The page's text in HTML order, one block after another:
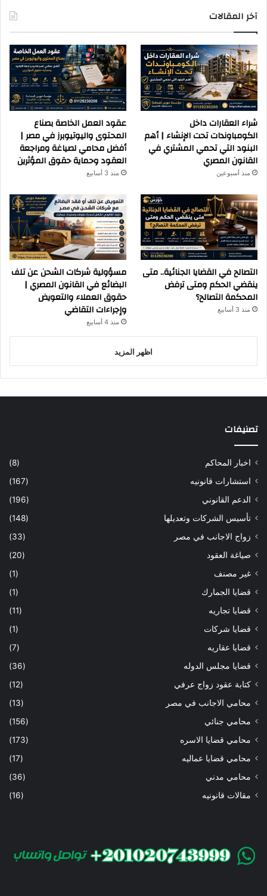
آخر المقالات
شراء العقارات داخل
الكومباوندات تحت الإنشاء | أهم
البنود التي تحمي المشتري في
القانون المصري
منذ أسبوعين
عقود العمل الخاصة بصناع
المحتوى واليوتيوبرز في مصر |
أفضل محامي لصياغة ومراجعة
العقود وحماية حقوق المؤثرين
منذ 3 أسابيع
التصالح في القضايا الجنائية.. متى
ينقضي الحكم ومتى ترفض
المحكمة التصالح؟
منذ 3 أسابيع
مسؤولية شركات الشحن عن تلف
البضائع في القانون المصري |
حقوق العملاء والتعويض
وإجراءات التقاضي
منذ 4 أسابيع
اظهر المزيد
تصنيفات
اخبار المحاكم
(8)
استشارات قانونيه
(167)
الدعم القانوني
(196)
تأسيس الشركات وتعديلها
(148)
زواج الاجانب في مصر
(33)
صياغة العقود
(20)
غير مصنف
(1)
قضايا الجمارك
(1)
قضايا تجاريه
(11)
قضايا شركات
(1)
قضايا عقاريه
(7)
قضايا مجلس الدوله
(36)
كتابة عقود زواج عرفي
(12)
محامي الاجانب في مصر
(13)
محامي جنائي
(156)
محامي قضايا الاسره
(173)
محامي قضايا عماليه
(17)
محامي مدني
(36)
مقالات قانونيه
(16)